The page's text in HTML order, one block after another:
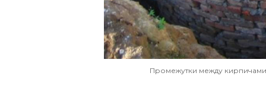
Промежутки между